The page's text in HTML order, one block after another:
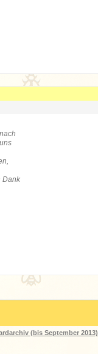
Dank
(bis September 2013)